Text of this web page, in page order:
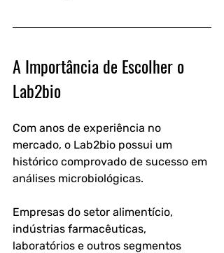
A Importância de Escolher o
Lab2bio
Com anos de experiência no
mercado, o Lab2bio possui um
histórico comprovado de sucesso em
análises microbiológicas.
Empresas do setor alimentício,
indústrias farmacêuticas,
laboratórios e outros segmentos